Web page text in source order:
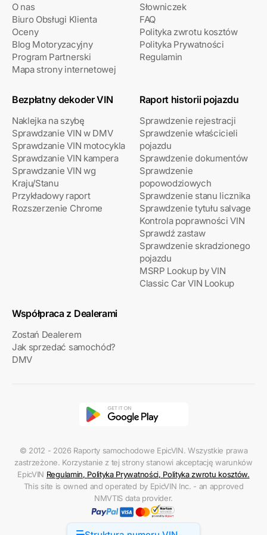
O nas
Biuro Obsługi Klienta
Oceny
Blog Motoryzacyjny
Program Partnerski
Mapa strony internetowej
Słowniczek
FAQ
Polityka zwrotu kosztów
Polityka Prywatności
Regulamin
Bezpłatny dekoder VIN
Naklejka na szybę
Sprawdzanie VIN w DMV
Sprawdzanie VIN motocykla
Sprawdzanie VIN kampera
Sprawdzanie VIN wg
Kraju/Stanu
Przykładowy raport
Rozszerzenie Chrome
Raport historii pojazdu
Sprawdzenie rejestracji
Sprawdzenie właścicieli
pojazdu
Sprawdzenie dokumentów
Sprawdzenie
popowodziowych
Sprawdzenie stanu licznika
Sprawdzenie tytułu salvage
Kontrola poprawności VIN
Sprawdź zastaw
Sprawdzenie skradzionego
pojazdu
MSRP Lookup by VIN
Classic Car VIN Lookup
Współpraca z Dealerami
Zostań Dealerem
Jak sprzedać samochód?
DMV
© 2012 - 2026 Raporty samochodowe EpicVIN. Wszystkie prawa
zastrzeżone. Korzystanie z tej strony stanowi akceptację warunków
EpicVIN Regulamin, Polityka Prywatności, Polityka zwrotu kosztów.
This site is owned and operated by EpicVIN Inc. - an approved
NMVTIS data provider.